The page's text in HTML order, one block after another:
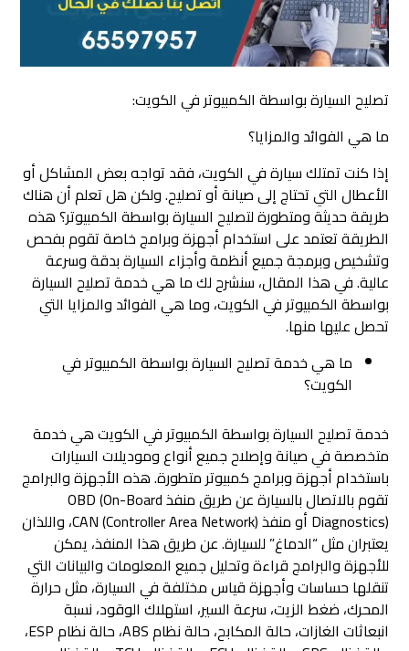
تصليح السيارة بواسطة الكمبيوتر في الكويت:
ما هي الفوائد والمزايا؟
إذا كنت تمتلك سيارة في الكويت، فقد تواجه بعض المشاكل أو
الأعطال التي تحتاج إلى صيانة أو تصليح. ولكن هل تعلم أن هناك
طريقة حديثة ومتطورة لتصليح السيارة بواسطة الكمبيوتر؟ هذه
الطريقة تعتمد على استخدام أجهزة وبرامج خاصة تقوم بفحص
وتشخيص وبرمجة جميع أنظمة وأجزاء السيارة بدقة وسرعة
عالية. في هذا المقال، سنشرح لك ما هي خدمة تصليح السيارة
بواسطة الكمبيوتر في الكويت، وما هي الفوائد والمزايا التي
تحصل عليها منها.
ما هي خدمة تصليح السيارة بواسطة الكمبيوتر في
الكويت؟
خدمة تصليح السيارة بواسطة الكمبيوتر في الكويت هي خدمة
متخصصة في صيانة وإصلاح جميع أنواع وموديلات السيارات
باستخدام أجهزة وبرامج كمبيوتر متطورة. هذه الأجهزة والبرامج
تقوم بالاتصال بالسيارة عن طريق منفذ OBD (On-Board
Diagnostics) أو منفذ CAN (Controller Area Network)، واللذان
يعتبران مثل “الدماغ” للسيارة. عن طريق هذا المنفذ، يمكن
للأجهزة والبرامج قراءة وتحليل جميع المعلومات والبيانات التي
تنقلها حساسات وأجهزة قياس مختلفة في السيارة، مثل حرارة
المحرك، ضغط الزيت، سرعة السير، استهلاك الوقود، نسبة
انبعاثات الغازات، حالة المكابح، حالة نظام ABS، حالة نظام ESP،